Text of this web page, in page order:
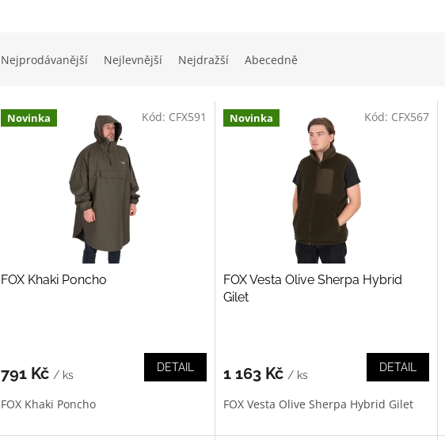
n
Nejprodávanější Nejlevnější Nejdražší Abecedně
V Novinka
FOX Khaki Poncho
791 Kč / ks
DETAIL
FOX Khaki Poncho
Kód: CFX591 Novinka
FOX Vesta Olive Sherpa Hybrid
Gilet
1 163 Kč / ks
DETAIL
FOX Vesta Olive Sherpa Hybrid Gilet
Kód: CFX567